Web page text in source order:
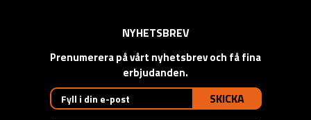
NYHETSBREV
Prenumerera på vårt nyhetsbrev och få fina
erbjudanden.
SKICKA